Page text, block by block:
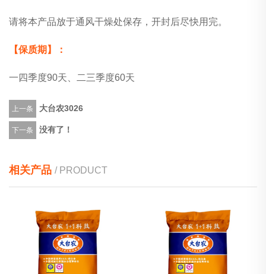
请将本产品放于通风干燥处保存，开封后尽快用完。
【保质期】：
一四季度90天、二三季度60天
上一条 大台农3026
下一条 没有了！
相关产品 / PRODUCT